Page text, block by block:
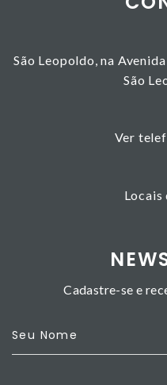
São Leopoldo, na
São
Ver
Locais
Cadastre-se e
Seu Nome